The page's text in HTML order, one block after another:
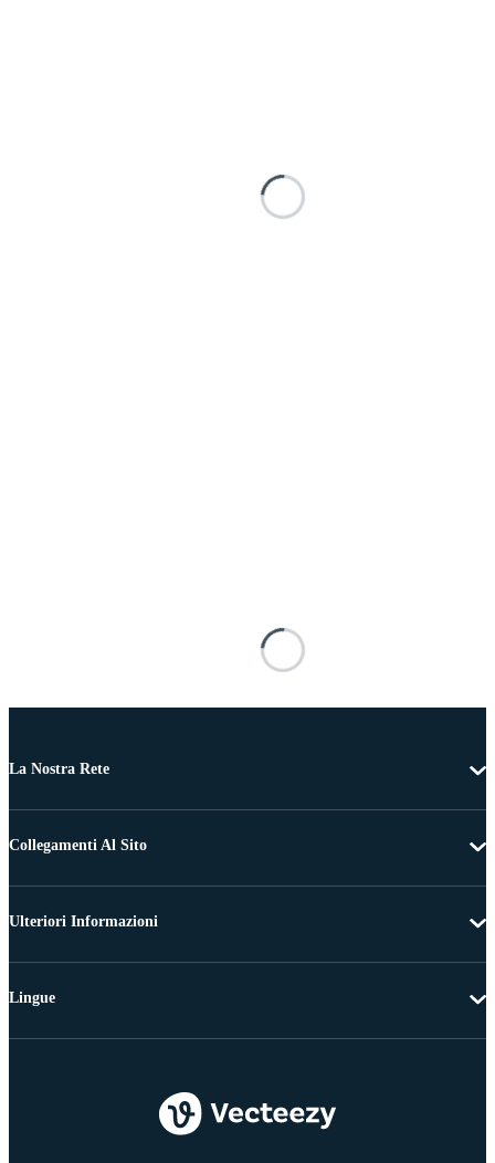
La Nostra Rete
Collegamenti Al Sito
Ulteriori Informazioni
Lingue